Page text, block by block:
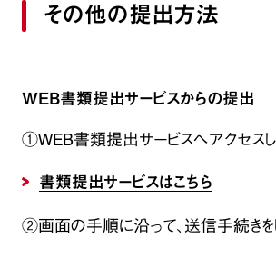
その他の提出方法
WEB書類提出サービスからの提出
①WEB書類提出サービスへアクセスし
書類提出サービスはこちら
②画面の手順に沿って、送信手続きをし